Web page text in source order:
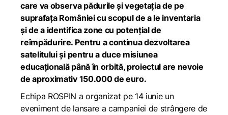
care va observa pădurile și vegetația de pe
suprafața României cu scopul de a le inventaria
și de a identifica zone cu potențial de
reîmpădurire. Pentru a continua dezvoltarea
satelitului și pentru a duce misiunea
educațională până în orbită, proiectul are nevoie
de aproximativ 150.000 de euro.
Echipa ROSPIN a organizat pe 14 iunie un
eveniment de lansare a campaniei de strângere de